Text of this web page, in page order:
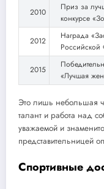
2010
Приз за
конкурсе
2012
Награда
2015
«Лучшая
Это лишь небольшая
талант и работа над
уважаемой и
представительницей
Спортивные